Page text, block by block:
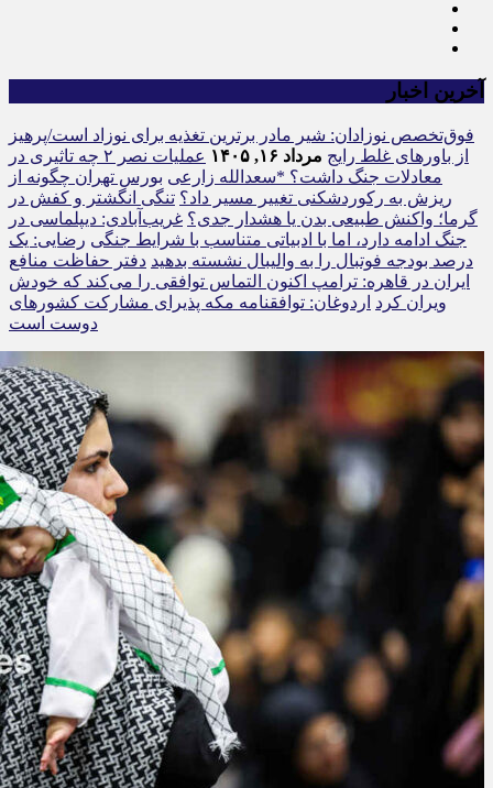
آخرین اخبار
فوق‌تخصص نوزادان: شیر مادر برترین تغذیه برای نوزاد است/پرهیز
از باورهای غلط رایج مرداد ۱۶, ۱۴۰۵
عملیات نصر ۲ چه تاثیری در
معادلات جنگ داشت؟ *سعدالله زارعی بورس تهران چگونه از
ریزش به رکوردشکنی تغییر مسیر داد؟ تنگی انگشتر و کفش در
گرما؛ واکنش طبیعی بدن یا هشدار جدی؟ غریب‌آبادی: دیپلماسی در
جنگ ادامه دارد، اما با ادبیاتی متناسب با شرایط جنگی رضایی: یک
درصد بودجه فوتبال را به والیبال نشسته بدهید دفتر حفاظت منافع
ایران در قاهره: ترامپ اکنون التماس توافقی را می‌کند که خودش
ویران کرد اردوغان: توافقنامه مکه پذیرای مشارکت کشورهای
دوست است